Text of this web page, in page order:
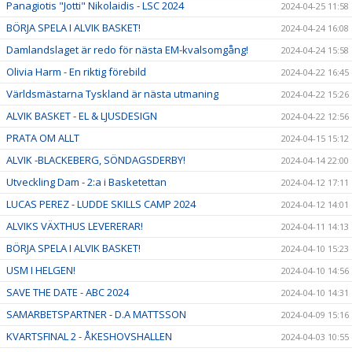
Panagiotis "Jotti" Nikolaidis - LSC 2024 2024-04-25 11:58
BÖRJA SPELA I ALVIK BASKET! 2024-04-24 16:08
Damlandslaget är redo för nästa EM-kvalsomgång! 2024-04-24 15:58
Olivia Harm - En riktig förebild 2024-04-22 16:45
Världsmästarna Tyskland är nästa utmaning 2024-04-22 15:26
ALVIK BASKET - EL & LJUSDESIGN 2024-04-22 12:56
PRATA OM ALLT 2024-04-15 15:12
ALVIK -BLACKEBERG, SÖNDAGSDERBY! 2024-04-14 22:00
Utveckling Dam - 2:a i Basketettan 2024-04-12 17:11
LUCAS PEREZ - LUDDE SKILLS CAMP 2024 2024-04-12 14:01
ALVIKS VÄXTHUS LEVERERAR! 2024-04-11 14:13
BÖRJA SPELA I ALVIK BASKET! 2024-04-10 15:23
USM I HELGEN! 2024-04-10 14:56
SAVE THE DATE - ABC 2024 2024-04-10 14:31
SAMARBETSPARTNER - D.A MATTSSON 2024-04-09 15:16
KVARTSFINAL 2 - ÅKESHOVSHALLEN 2024-04-03 10:55